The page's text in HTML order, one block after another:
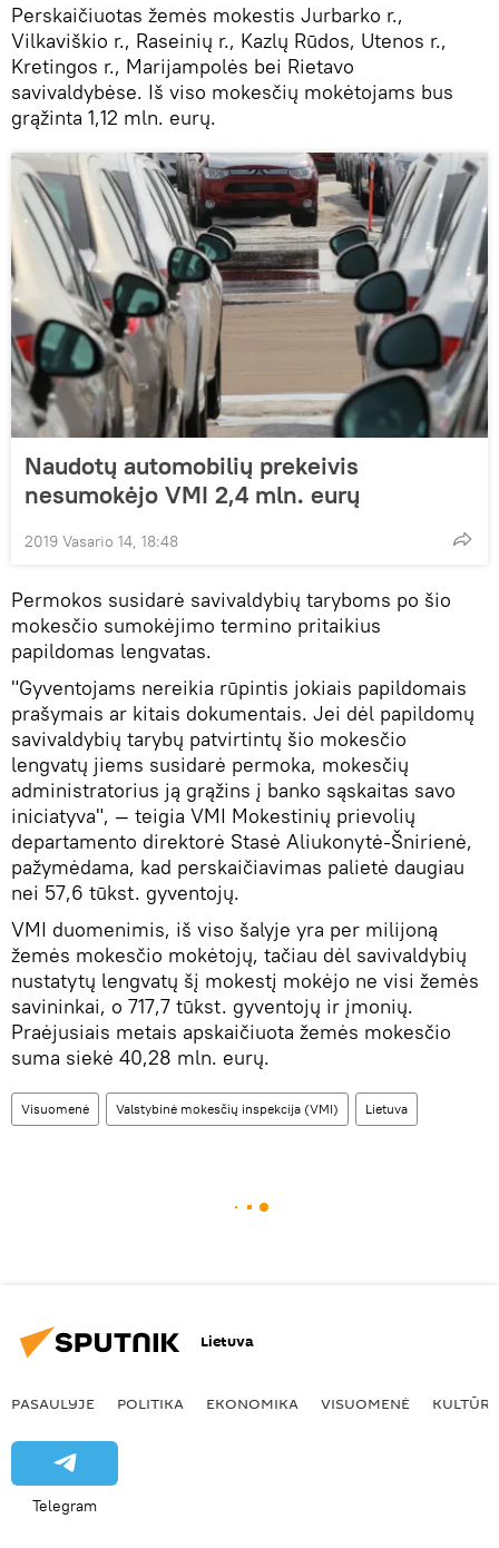
Perskaičiuotas žemės mokestis Jurbarko r.,
Vilkaviškio r., Raseinių r., Kazlų Rūdos, Utenos r.,
Kretingos r., Marijampolės bei Rietavo
savivaldybėse. Iš viso mokesčių mokėtojams bus
grąžinta 1,12 mln. eurų.
Naudotų automobilių prekeivis
nesumokėjo VMI 2,4 mln. eurų
2019 Vasario 14, 18:48
Permokos susidarė savivaldybių taryboms po šio
mokesčio sumokėjimo termino pritaikius
papildomas lengvatas.
"Gyventojams nereikia rūpintis jokiais papildomais
prašymais ar kitais dokumentais. Jei dėl papildomų
savivaldybių tarybų patvirtintų šio mokesčio
lengvatų jiems susidarė permoka, mokesčių
administratorius ją grąžins į banko sąskaitas savo
iniciatyva", — teigia VMI Mokestinių prievolių
departamento direktorė Stasė Aliukonytė-Šnirienė,
pažymėdama, kad perskaičiavimas palietė daugiau
nei 57,6 tūkst. gyventojų.
VMI duomenimis, iš viso šalyje yra per milijoną
žemės mokesčio mokėtojų, tačiau dėl savivaldybių
nustatytų lengvatų šį mokestį mokėjo ne visi žemės
savininkai, o 717,7 tūkst. gyventojų ir įmonių.
Praėjusiais metais apskaičiuota žemės mokesčio
suma siekė 40,28 mln. eurų.
Visuomenė Valstybinė mokesčių inspekcija (VMI) Lietuva
Lietuva
PASAULYJE POLITIKA EKONOMIKA VISUOMENĖ KULTŪRA
Telegram